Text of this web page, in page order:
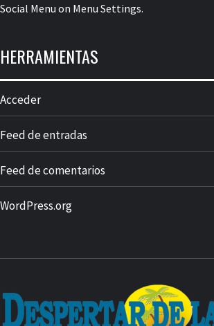
Social Menu on Menu Settings.
HERRAMIENTAS
Acceder
Feed de entradas
Feed de comentarios
WordPress.org